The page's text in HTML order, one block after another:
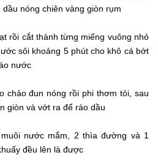
nóng chiên vàng giòn rụm
rồi cắt thành từng miếng vuông nhỏ
sôi khoảng 5 phút cho khô cá bớt
nước
chảo đun nóng rồi phi thơm tỏi, sau
giòn và vớt ra để ráo dầu
nước mắm, 2 thìa đường và 1
đều lên là được